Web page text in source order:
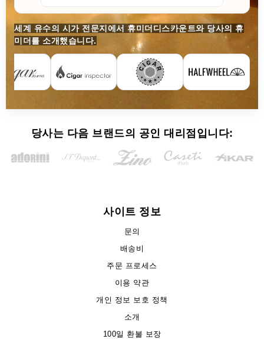
세계 유수의 시가 전문지에서 휴미더디스카운트와 당사의 휴
미더를 소개했습니다.
당사는 다음 브랜드의 공인 대리점입니다:
사이트 정보
문의
배송비
주문 프로세스
이용 약관
개인 정보 보호 정책
소개
100일 환불 보장